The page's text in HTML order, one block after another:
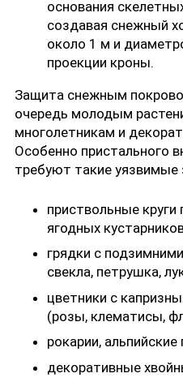
основания
создавая снежный
около 1 м и
проекции кроны.
Защита снежным
очередь молодым
многолетникам и
Особенно пристального
требуют такие уязвимые
приствольные
ягодных
грядки с
свекла, петрушка,
цветники с
(розы, клематисы,
рокарии, альпийские
декоративные